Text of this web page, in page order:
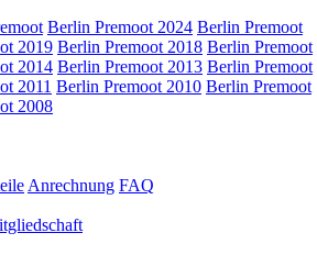
Berlin Premoot 2024 Berlin Premoot
2019 Berlin Premoot 2018 Berlin Premoot
2014 Berlin Premoot 2013 Berlin Premoot
2011 Berlin Premoot 2010 Berlin Premoot
2008
Anrechnung FAQ